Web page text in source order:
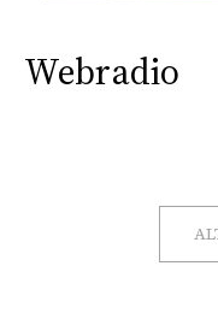
Webradio